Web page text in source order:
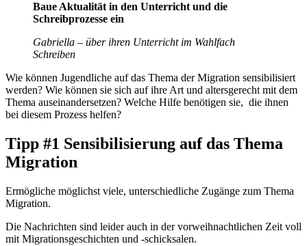
Baue Aktualität in den Unterricht und die
Schreibprozesse ein
Gabriella – über ihren Unterricht im Wahlfach
Schreiben
Wie können Jugendliche auf das Thema der Migration sensibilisiert
werden? Wie können sie sich auf ihre Art und altersgerecht mit dem
Thema auseinandersetzen? Welche Hilfe benötigen sie, die ihnen
bei diesem Prozess helfen?
Tipp #1 Sensibilisierung auf das Thema
Migration
Ermögliche möglichst viele, unterschiedliche Zugänge zum Thema
Migration.
Die Nachrichten sind leider auch in der vorweihnachtlichen Zeit voll
mit Migrationsgeschichten und -schicksalen.